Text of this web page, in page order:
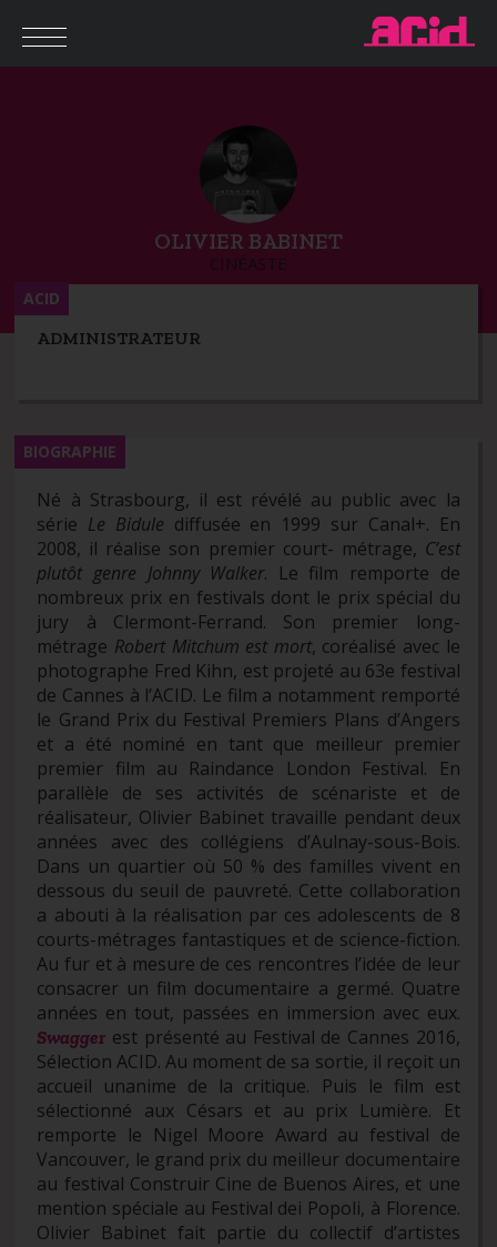
OLIVIER BABINET
CINÉASTE
ADMINISTRATEUR
ACID
Né à Strasbourg, il est révélé au public avec la
série Le Bidule diffusée en 1999 sur Canal+. En
2008, il réalise son premier court- métrage, C’est
plutôt genre Johnny Walker. Le film remporte de
nombreux prix en festivals dont le prix spécial du
jury à Clermont-Ferrand. Son premier long-
métrage Robert Mitchum est mort, coréalisé avec le
photographe Fred Kihn, est projeté au 63e festival
de Cannes à l’ACID. Le film a notamment remporté
le Grand Prix du Festival Premiers Plans d’Angers
et a été nominé en tant que meilleur premier
premier film au Raindance London Festival. En
parallèle de ses activités de scénariste et de
réalisateur, Olivier Babinet travaille pendant deux
années avec des collégiens d’Aulnay-sous-Bois.
Dans un quartier où 50 % des familles vivent en
dessous du seuil de pauvreté. Cette collaboration
a abouti à la réalisation par ces adolescents de 8
courts-métrages fantastiques et de science-fiction.
Au fur et à mesure de ces rencontres l’idée de leur
consacrer un film documentaire a germé. Quatre
années en tout, passées en immersion avec eux.
Swagger est présenté au Festival de Cannes 2016,
Sélection ACID. Au moment de sa sortie, il reçoit un
accueil unanime de la critique. Puis le film est
sélectionné aux Césars et au prix Lumière. Et
remporte le Nigel Moore Award au festival de
Vancouver, le grand prix du meilleur documentaire
au festival Construir Cine de Buenos Aires, et une
mention spéciale au Festival dei Popoli, à Florence.
Olivier Babinet fait partie du collectif d’artistes
BIOGRAPHIE